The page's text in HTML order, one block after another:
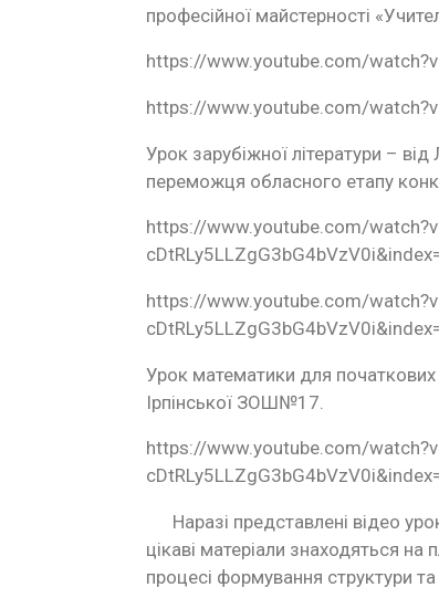
професійної майстерності
https://www.youtube.com/
https://www.youtube.com/
Урок зарубіжної літератури –
переможця обласного етапу
https://www.youtube.com/
https://www.youtube.com/
Урок математики для
Ірпінської ЗОШ№17.
https://www.youtube.com/
Наразі представлені відео
цікаві матеріали знаходяться
процесі формування структури